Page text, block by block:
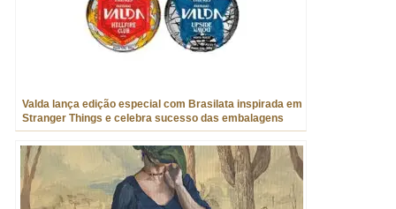
Valda lança edição especial com Brasilata inspirada em
Stranger Things e celebra sucesso das embalagens
metálicas retrô